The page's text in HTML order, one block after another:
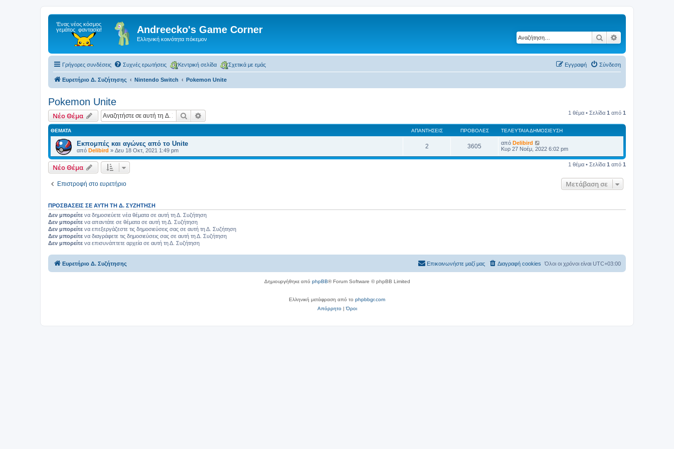
Andreecko's Game Corner
Ελληνική κοινότητα πόκεμον Αναζήτηση
Γρήγορες συνδέσεις Συχνές ερωτήσεις Κεντρική σελίδα Σχετικά με εμάς Σύνδεση
Εγγραφή
Ευρετήριο Δ. Συζήτησης Nintendo Switch Pokemon Unite
Pokemon Unite
Νέο Θέμα Αναζήτηση 1 θέμα • Σελίδα 1 από 1
ΘΈΜΑΤΑ ΑΠΑΝΤΉΣΕΙΣ ΠΡΟΒΟΛΈΣ ΤΕΛΕΥΤΑΊΑ ΔΗΜΟΣΊΕΥΣΗ
Εκπομπές και αγώνες από το Unite
από Delibird » Δευ 18 Οκτ, 2021 1:49 pm
2 3605 από Delibird
Κυρ 27 Νοέμ, 2022 6:02 pm
Νέο Θέμα 1 θέμα • Σελίδα 1 από 1
Επιστροφή στο ευρετήριο Μετάβαση σε
ΠΡΟΣΒΆΣΕΙΣ ΣΕ ΑΥΤΉ ΤΗ Δ. ΣΥΖΉΤΗΣΗ
Δεν μπορείτε να δημοσιεύετε νέα θέματα σε αυτή τη Δ. Συζήτηση
Δεν μπορείτε να απαντάτε σε θέματα σε αυτή τη Δ. Συζήτηση
Δεν μπορείτε να επεξεργάζεστε τις δημοσιεύσεις σας σε αυτή τη Δ. Συζήτηση
Δεν μπορείτε να διαγράφετε τις δημοσιεύσεις σας σε αυτή τη Δ. Συζήτηση
Δεν μπορείτε να επισυνάπτετε αρχεία σε αυτή τη Δ. Συζήτηση
Ευρετήριο Δ. Συζήτησης Όλοι οι χρόνοι είναι UTC+03:00
Διαγραφή cookies
Επικοινωνήστε μαζί μας
Δημιουργήθηκε από phpBB® Forum Software © phpBB Limited
Ελληνική μετάφραση από το phpbbgr.com
Απόρρητο|Όροι